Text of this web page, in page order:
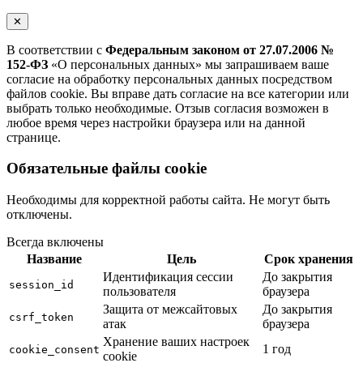
✕
В соответствии с Федеральным законом от 27.07.2006 №
152-ФЗ «О персональных данных» мы запрашиваем ваше
согласие на обработку персональных данных посредством
файлов cookie. Вы вправе дать согласие на все категории или
выбрать только необходимые. Отзыв согласия возможен в
любое время через настройки браузера или на данной
странице.
Обязательные файлы cookie
Необходимы для корректной работы сайта. Не могут быть
отключены.
Всегда включены
Название
Цель Срок хранения
session_id
Идентификация сессии
пользователя
До закрытия
браузера
csrf_token
Защита от межсайтовых
атак
До закрытия
браузера
cookie_consent
Хранение ваших настроек
cookie
1 год